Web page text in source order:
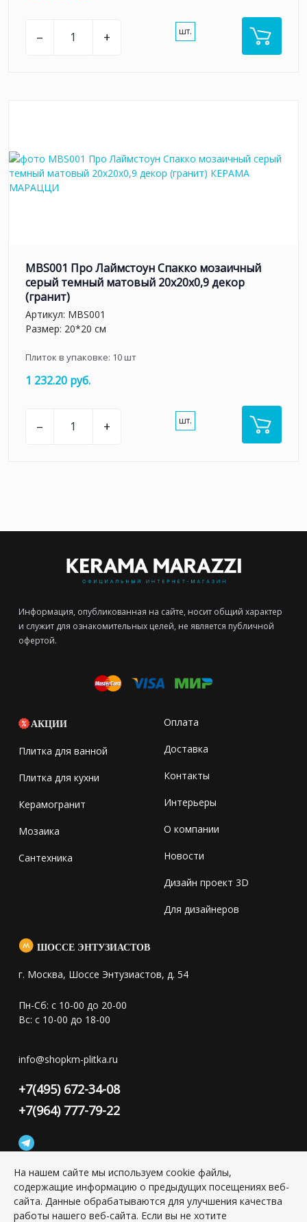
– + шт.
MBS001 Про Лаймстоун Спакко мозаичный
серый темный матовый 20х20х0,9 декор
(гранит)
Артикул: MBS001
Размер: 20*20 см
Плиток в упаковке: 10шт
1 232.20 руб.
– + шт.
Информация, опубликованная на сайте, носит общий характер
и служит для ознакомительных целей, не является публичной
офертой.
АКЦИИ
Плитка для ванной
Плитка для кухни
Керамогранит
Мозаика
Сантехника
Оплата
Доставка
Контакты
Интерьеры
О компании
Новости
Дизайн проект 3D
Для дизайнеров
ШОССЕ ЭНТУЗИАСТОВ
г. Москва, Шоссе Энтузиастов, д. 54
Пн-Сб: с 10-00 до 20-00
Вс: с 10-00 до 18-00
info@shopkm-plitka.ru
+7(495) 672-34-08
+7(964) 777-79-22
Конфиденциальность персональной информации
На нашем сайте мы используем cookie файлы,
содержащие информацию о предыдущих посещениях веб-
сайта. Данные обрабатываются для улучшения качества
работы нашего веб-сайта. Если вы не хотите